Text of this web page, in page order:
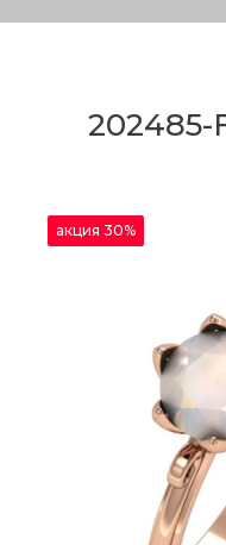
акция 30%